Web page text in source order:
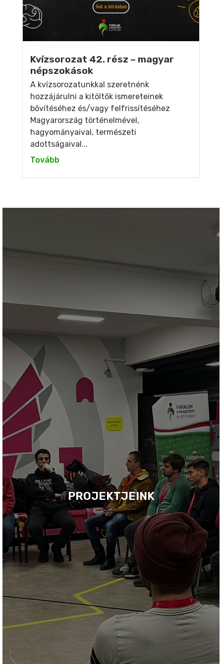
Kvízsorozat 42. rész – magyar
népszokások
A kvízsorozatunkkal szeretnénk
hozzájárulni a kitöltők ismereteinek
bővítéséhez és/vagy felfrissítéséhez
Magyarország történelmével,
hagyományaival, természeti
adottságaival...
Tovább
PROJEKTJEINK